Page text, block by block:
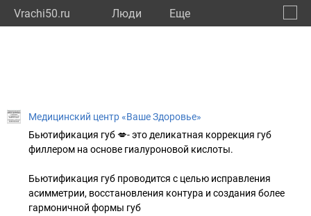
Vrachi50.ru Люди Eще
Медицинский центр «Ваше Здоровье»
Бьютификация губ 💋- это деликатная коррекция губ
филлером на основе гиалуроновой кислоты.
Бьютификация губ проводится с целью исправления
асимметрии, восстановления контура и создания более
гармоничной формы губ